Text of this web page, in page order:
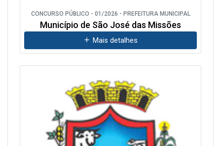
CONCURSO PÚBLICO - 01/2026 - PREFEITURA MUNICIPAL
Município de São José das Missões
Mais detalhes